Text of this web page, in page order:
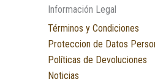
Información Legal
Términos y Condiciones
Proteccion de Datos
Políticas de Devoluciones
Noticias